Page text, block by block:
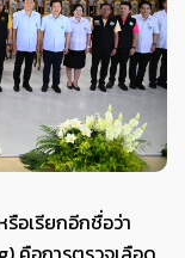
อเรียกอีกชื่อว่า